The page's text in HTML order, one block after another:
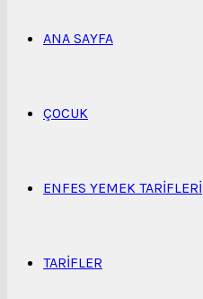
ANA SAYFA
ÇOCUK
ENFES YEMEK TARIFLERI
TARIFLER